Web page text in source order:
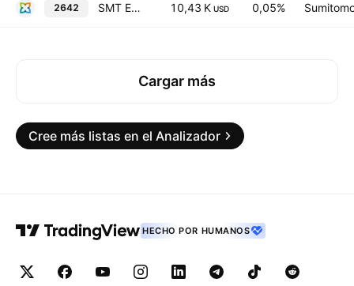
2642 SMT ETF Carbon Efficient Index Japan Equity 10,43 K USD 0,05%
Cargar más
Cree más listas en el Analizador
HECHO POR HUMANOS